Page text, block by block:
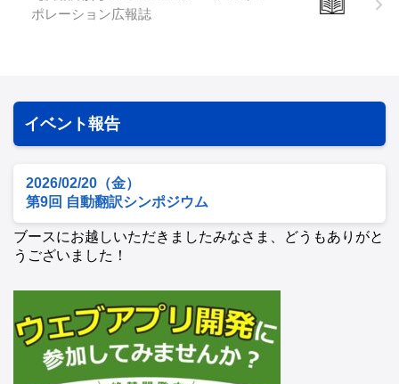
ポレーション広報誌
イベント報告
2026/02/20（金）
第9回 自動翻訳シンポジウム
ブースにお越しいただきましたみなさま、どうもありがと
うございました！